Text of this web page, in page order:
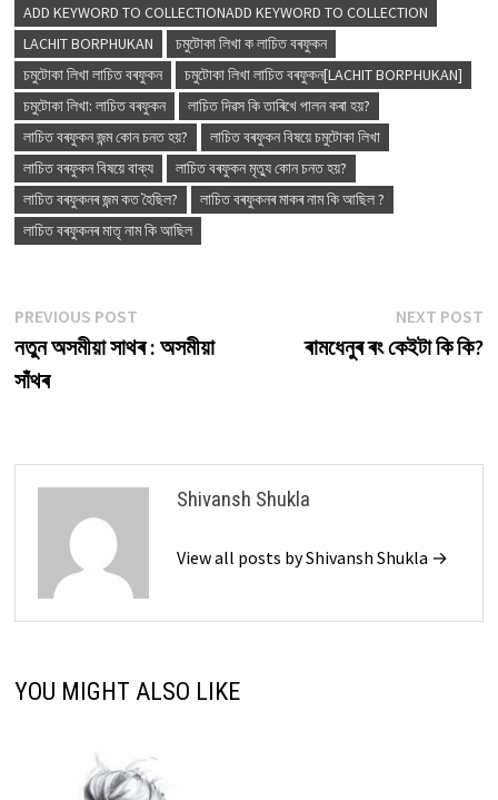
ADD KEYWORD TO COLLECTIONADD KEYWORD TO COLLECTION
LACHIT BORPHUKAN
চমুটোকা লিখা ক লাচিত বৰফুকন
চমুটোকা লিখা লাচিত বৰফুকন
চমুটোকা লিখা লাচিত বৰফুকন[LACHIT BORPHUKAN]
চমুটোকা লিখা: লাচিত বৰফুকন
লাচিত দিৱস কি তাৰিখে পালন কৰা হয়?
লাচিত বৰফুকন জন্ম কোন চনত হয়?
লাচিত বৰফুকন বিষয়ে চমুটোকা লিখা
লাচিত বৰফুকন বিষয়ে বাক্য
লাচিত বৰফুকন মৃত্যু কোন চনত হয়?
লাচিত বৰফুকনৰ জন্ম কত হৈছিল?
লাচিত বৰফুকনৰ মাকৰ নাম কি আছিল ?
লাচিত বৰফুকনৰ মাতৃ নাম কি আছিল
Post
navigation
PREVIOUS POSTPrevious
post:
নতুন অসমীয়া সাথৰ : অসমীয়া
সাঁথৰ
NEXT POST
ৰামধেনুৰ ৰং কেইটা কি কি?
Shivansh Shukla
View all posts by Shivansh Shukla →
YOU MIGHT ALSO LIKE